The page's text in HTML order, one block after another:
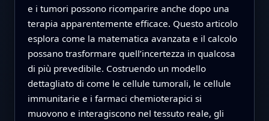
e i tumori possono ricomparire anche dopo una
terapia apparentemente efficace. Questo articolo
esplora come la matematica avanzata e il calcolo
possano trasformare quell’incertezza in qualcosa
di più prevedibile. Costruendo un modello
dettagliato di come le cellule tumorali, le cellule
immunitarie e i farmaci chemioterapici si
muovono e interagiscono nel tessuto reale, gli